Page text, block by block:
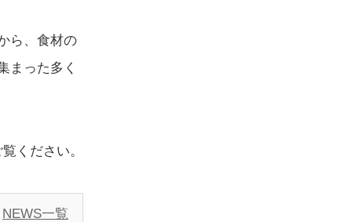
ら、食材の
まった多く
ください。
NEWS一覧